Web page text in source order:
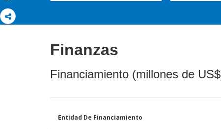
Finanzas
Financiamiento (millones de
Entidad De Financiamiento